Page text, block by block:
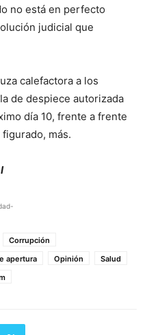
no está en perfecto
judicial que
calefactora a los
de despiece autorizada
día 10, frente a frente
más.
Corrupción
apertura Opinión
Salud